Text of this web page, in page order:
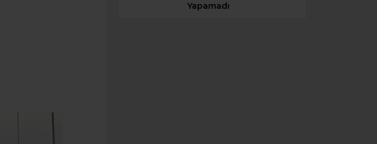
Yapamadı